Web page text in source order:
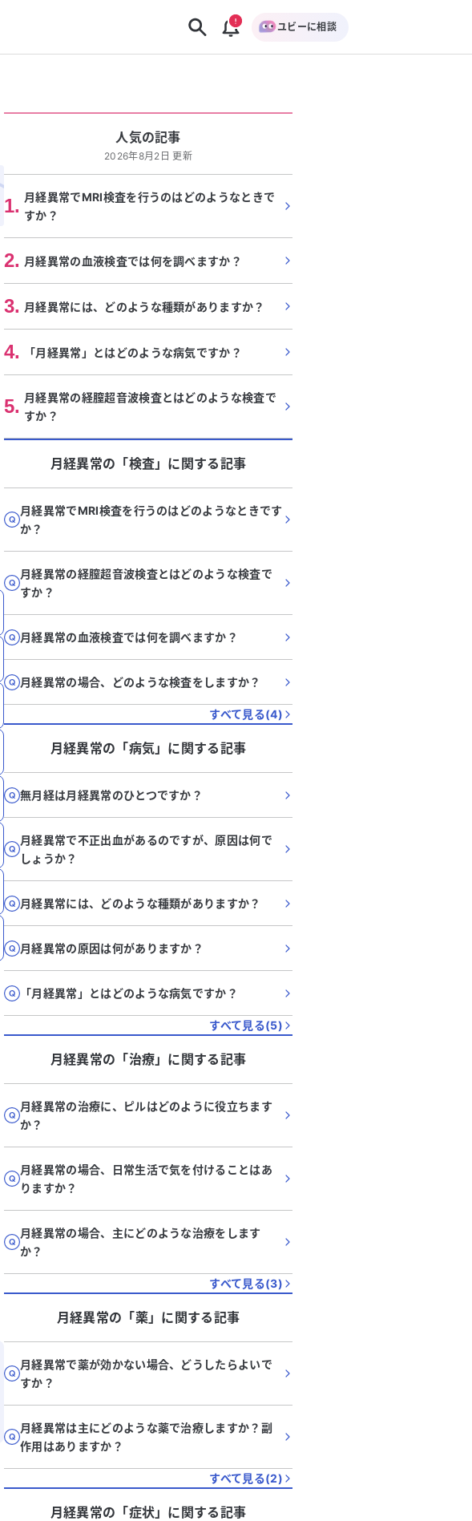
ユビーに相談
人気の記事
2026年8月2日 更新
1. 月経異常でMRI検査を行うのはどのようなときで
すか？
2. 月経異常の血液検査では何を調べますか？
3. 月経異常には、どのような種類がありますか？
4. 「月経異常」とはどのような病気ですか？
5. 月経異常の経膣超音波検査とはどのような検査で
すか？
月経異常の「検査」に関する記事
月経異常でMRI検査を行うのはどのようなときです
か？
月経異常の経膣超音波検査とはどのような検査で
すか？
月経異常の血液検査では何を調べますか？
月経異常の場合、どのような検査をしますか？
すべて見る(4)
月経異常の「病気」に関する記事
無月経は月経異常のひとつですか？
月経異常で不正出血があるのですが、原因は何で
しょうか？
月経異常には、どのような種類がありますか？
月経異常の原因は何がありますか？
「月経異常」とはどのような病気ですか？
すべて見る(5)
月経異常の「治療」に関する記事
月経異常の治療に、ピルはどのように役立ちます
か？
月経異常の場合、日常生活で気を付けることはあ
りますか？
月経異常の場合、主にどのような治療をします
か？
すべて見る(3)
月経異常の「薬」に関する記事
月経異常で薬が効かない場合、どうしたらよいで
すか？
月経異常は主にどのような薬で治療しますか？副
作用はありますか？
すべて見る(2)
月経異常の「症状」に関する記事